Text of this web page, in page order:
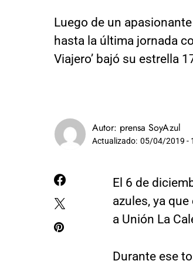
Luego de un
hasta la última jornada
Viajero’ bajó su estrella
Autor: prensa SoyAzul
Actualizado: 05/04/2019 -
El 6 de
azules, ya
a Unión La
Durante ese